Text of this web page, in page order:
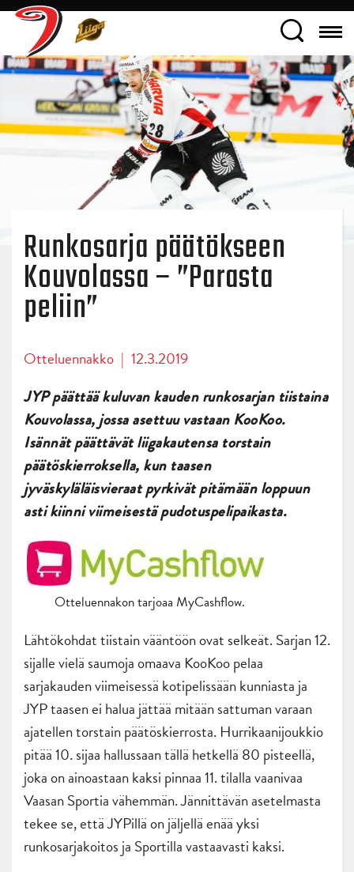
Runkosarja päätökseen
Kouvolassa – ”Parasta
peliin”
Otteluennakko | 12.3.2019
JYP päättää kuluvan kauden runkosarjan tiistaina
Kouvolassa, jossa asettuu vastaan KooKoo.
Isännät päättävät liigakautensa torstain
päätöskierroksella, kun taasen
jyväskyläläisvieraat pyrkivät pitämään loppuun
asti kiinni viimeisestä pudotuspelipaikasta.
Otteluennakon tarjoaa MyCashflow.
Lähtökohdat tiistain vääntöön ovat selkeät. Sarjan 12.
sijalle vielä saumoja omaava KooKoo pelaa
sarjakauden viimeisessä kotipelissään kunniasta ja
JYP taasen ei halua jättää mitään sattuman varaan
ajatellen torstain päätöskierrosta. Hurrikaanijoukkio
pitää 10. sijaa hallussaan tällä hetkellä 80 pisteellä,
joka on ainoastaan kaksi pinnaa 11. tilalla vaanivaa
Vaasan Sportia vähemmän. Jännittävän asetelmasta
tekee se, että JYPillä on jäljellä enää yksi
runkosarjakoitos ja Sportilla vastaavasti kaksi.